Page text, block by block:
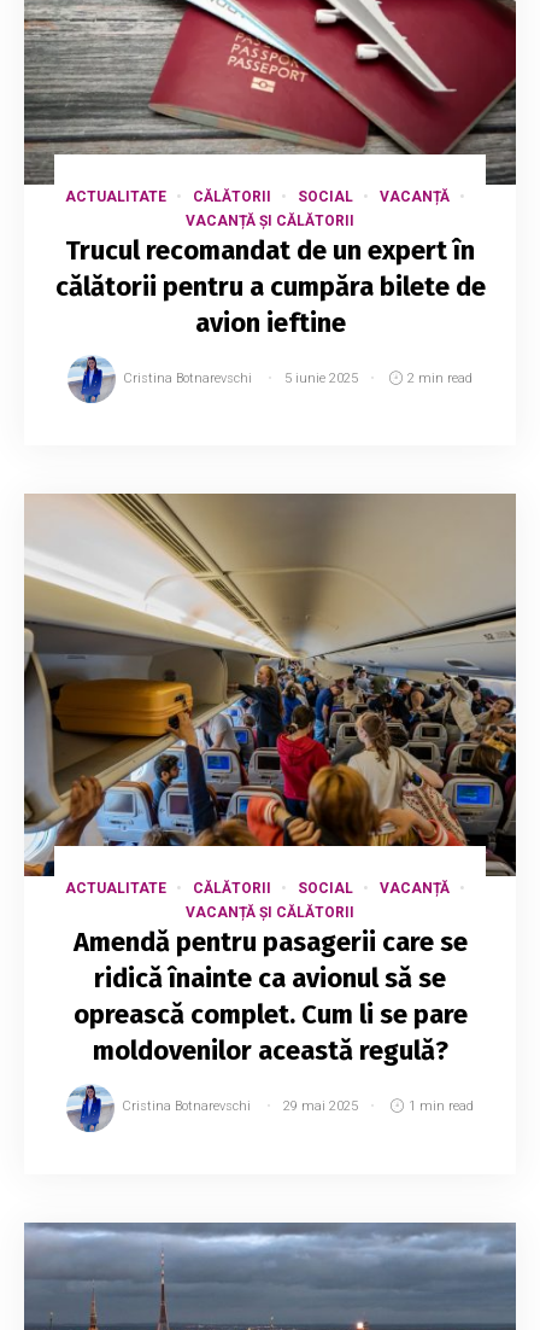
ACTUALITATE CĂLĂTORII SOCIAL
VACANȚĂ
VACANȚĂ ȘI CĂLĂTORII
Trucul recomandat de un expert în
călătorii pentru a cumpăra bilete de
avion ieftine
Cristina Botnarevschi 5 iunie 2025 2 min read
ACTUALITATE CĂLĂTORII SOCIAL
VACANȚĂ
VACANȚĂ ȘI CĂLĂTORII
Amendă pentru pasagerii care se
ridică înainte ca avionul să se
oprească complet. Cum li se pare
moldovenilor această regulă?
Cristina Botnarevschi 29 mai 2025 1 min read